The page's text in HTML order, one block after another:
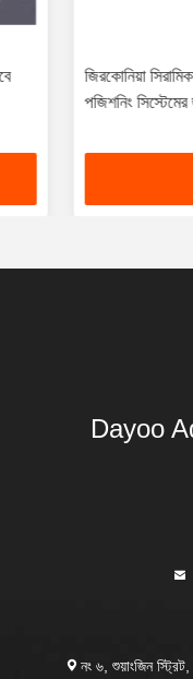
জিরকোনিয়া
পজিশনিং
Dayoo
নং ৬, শুয়াংজিন স্ট্রিট,